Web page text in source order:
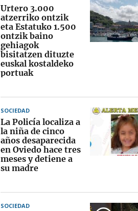
Urtero 3.000
atzerriko ontzik
eta Estatuko 1.500
ontzik baino
gehiagok
bisitatzen dituzte
euskal kostaldeko
portuak
SOCIEDAD
La Policía localiza a
la niña de cinco
años desaparecida
en Oviedo hace tres
meses y detiene a
su madre
SOCIEDAD